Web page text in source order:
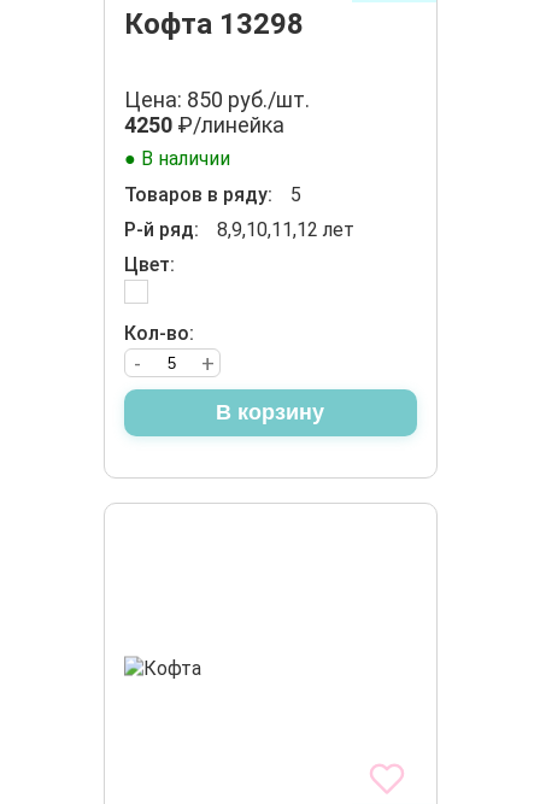
Кофта 13298
Цена: 850 руб./шт.
4250₽/линейка
● В наличии
Товаров в ряду:
5
Р-й ряд:
8,9,10,11,12 лет
Цвет:
Кол-во:
+
-
В корзину